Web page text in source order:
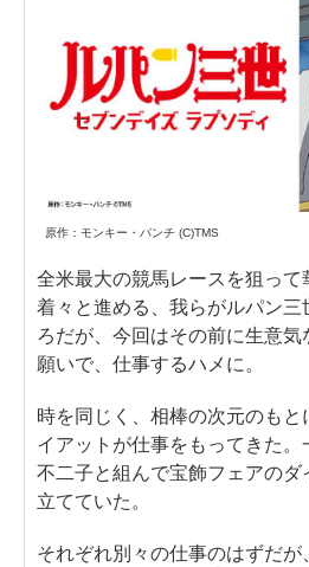
原作：モンキー・パンチ (C)TMS
全米最大の競馬レースを狙って
着々と進める、我らがルパン
ろだが、今回はその前に生意
願いで、仕事するハメに。
時を同じく、相棒の次元のもと
イアットが仕事をもってきた
不二子と組んで宝飾フェアのダ
立てていた。
それぞれ別々の仕事のはずだ